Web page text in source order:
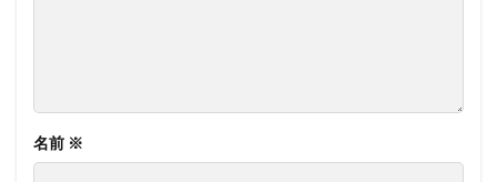
名前 ※